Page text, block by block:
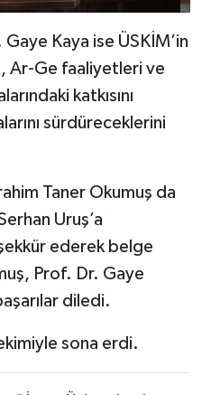
Kaya ise ÜSKİM’in
Ar-Ge faaliyetleri ve
katkısını
sürdüreceklerini
Taner Okumuş da
Uruş’a
ederek belge
Prof. Dr. Gaye
diledi.
sona erdi.